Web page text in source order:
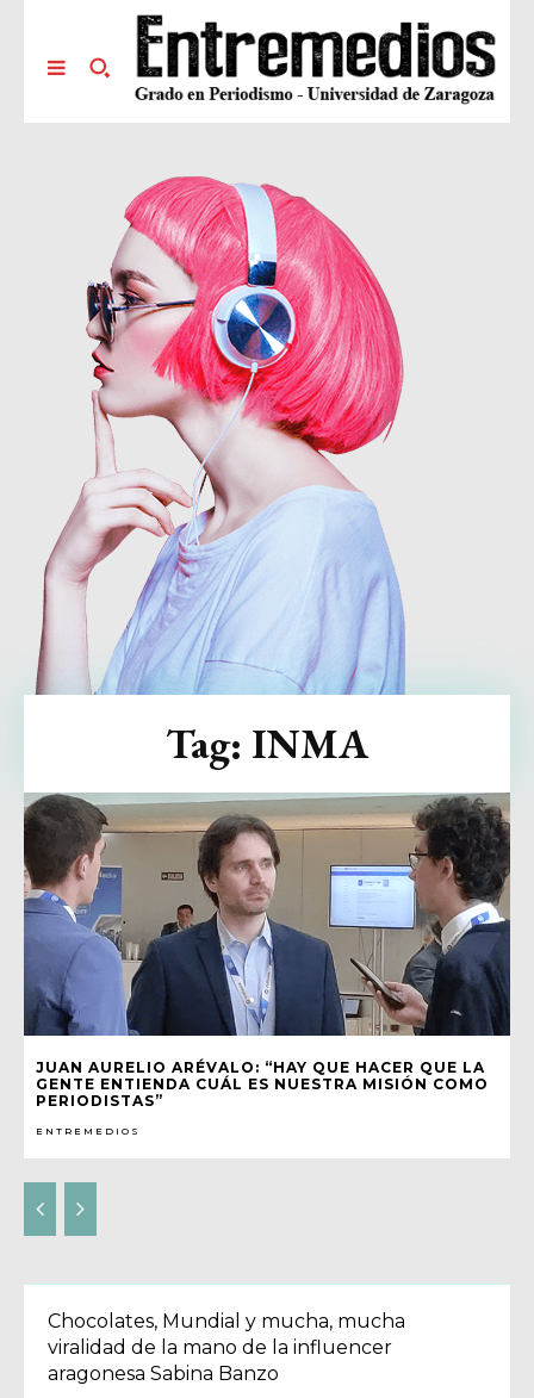
JUAN AURELIO ARÉVALO: “HAY QUE HACER QUE LA
GENTE ENTIENDA CUÁL ES NUESTRA MISIÓN COMO
PERIODISTAS”
ENTREMEDIOS
Tag: INMA
Chocolates, Mundial y mucha, mucha
viralidad de la mano de la influencer
aragonesa Sabina Banzo